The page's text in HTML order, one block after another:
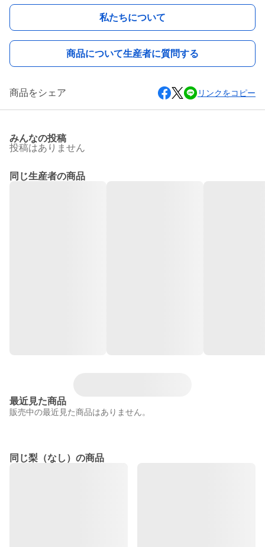
私たちについて
商品について生産者に質問する
商品をシェア リンクをコピー
みんなの投稿
投稿はありません
同じ生産者の商品
最近見た商品
販売中の最近見た商品はありません。
同じ梨（なし）の商品